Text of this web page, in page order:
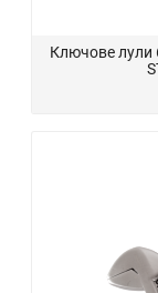
Ключове лули